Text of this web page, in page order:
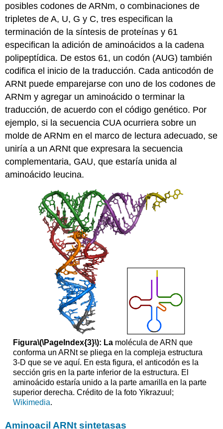
posibles codones de ARNm, o combinaciones de
tripletes de A, U, G y C, tres especifican la
terminación de la síntesis de proteínas y 61
especifican la adición de aminoácidos a la cadena
polipeptídica. De estos 61, un codón (AUG) también
codifica el inicio de la traducción. Cada anticodón de
ARNt puede emparejarse con uno de los codones de
ARNm y agregar un aminoácido o terminar la
traducción, de acuerdo con el código genético. Por
ejemplo, si la secuencia CUA ocurriera sobre un
molde de ARNm en el marco de lectura adecuado, se
uniría a un ARNt que expresara la secuencia
complementaria, GAU, que estaría unida al
aminoácido leucina.
Figura\(\PageIndex{3}\): Lamolécula de ARN que
conforma un ARNt se pliega en la compleja estructura
3-D que se ve aquí. En esta figura, el anticodón es la
sección gris en la parte inferior de la estructura. El
aminoácido estaría unido a la parte amarilla en la parte
superior derecha. Crédito de la foto Yikrazuul;
Wikimedia.
Aminoacil ARNt sintetasas